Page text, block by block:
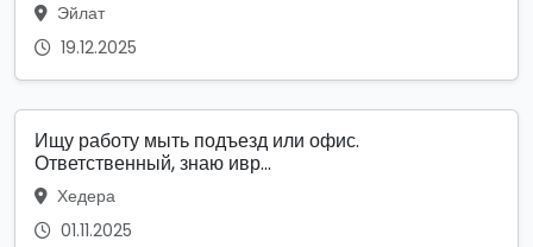
Эйлат
19.12.2025
Ищу работу мыть подъезд или офис.
Ответственный, знаю ивр...
Хедера
01.11.2025